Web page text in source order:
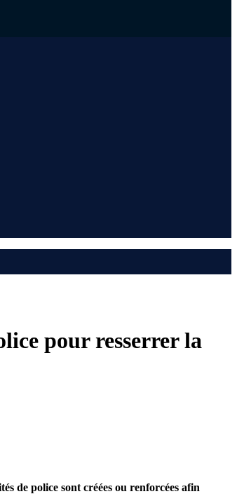
pour resserrer la
de police sont créées ou renforcées afin